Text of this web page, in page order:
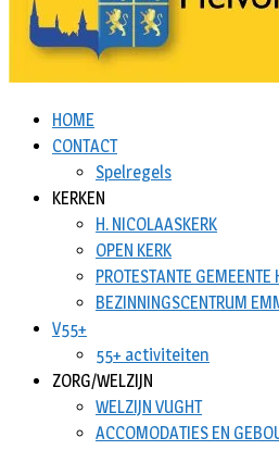
HOME
CONTACT
Spelregels
KERKEN
H. NICOLAASKERK
OPEN KERK
PROTESTANTE
BEZINNINGSCENTRUM
V55+
55+ activiteiten
ZORG/WELZIJN
WELZIJN VUGHT
ACCOMODATIES EN